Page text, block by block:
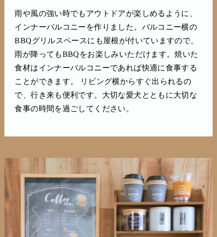
雨や風の強い時でもアウトドアが楽しめるように、
インナーバルコニーを作りました。バルコニー横の
BBQグリルスペースにも屋根が付いていますので、
雨が降ってもBBQをお楽しみいただけます。焼いた
食材はインナーバルコニーであれば快適に食事する
ことができます。 リビング横からすぐ出られるの
で、行き来も便利です。大切な愛犬とともに大切な
食事の時間を過ごしてください。